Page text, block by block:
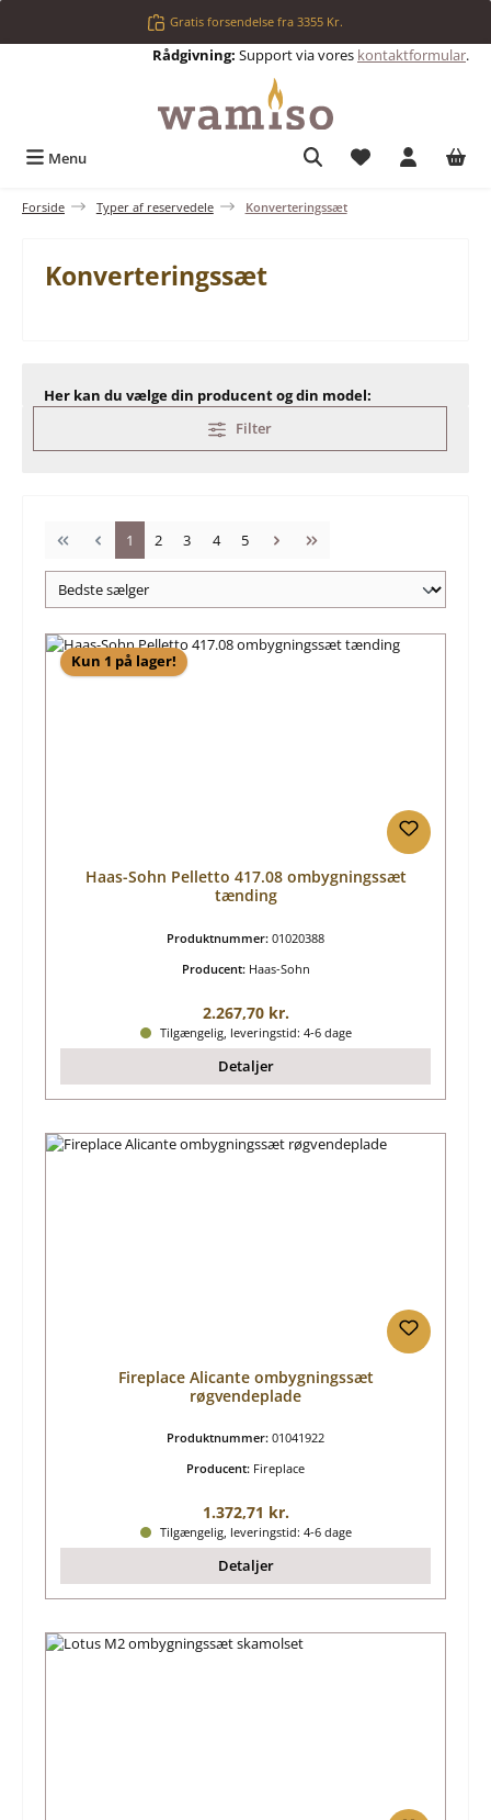
Gratis forsendelse fra 3355 Kr.
Rådgivning: Support via vores kontaktformular.
Menu Du har 0
Forside Typer af reservedele Konverteringssæt
Konverteringssæt
Her kan du vælge din producent og din model:
Filter
Side
1 Side
2 Side
3 Side
4 Side
5
Kun 1 på lager!
Haas-Sohn Pelletto 417.08 ombygningssæt
tænding
Produktnummer: 01020388
Producent: Haas-Sohn
Almindelig pris:
2.267,70 kr.
Tilgængelig, leveringstid: 4-6 dage
Detaljer
Fireplace Alicante ombygningssæt
røgvendeplade
Produktnummer: 01041922
Producent: Fireplace
Almindelig pris:
1.372,71 kr.
Tilgængelig, leveringstid: 4-6 dage
Detaljer